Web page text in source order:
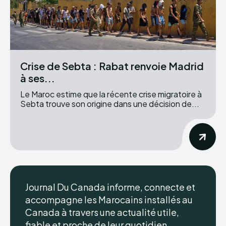
Crise de Sebta : Rabat renvoie Madrid
à ses...
Le Maroc estime que la récente crise migratoire à
Sebta trouve son origine dans une décision de...
Journal Du Canada informe, connecte et
accompagne les Marocains installés au
Canada à travers une actualité utile,